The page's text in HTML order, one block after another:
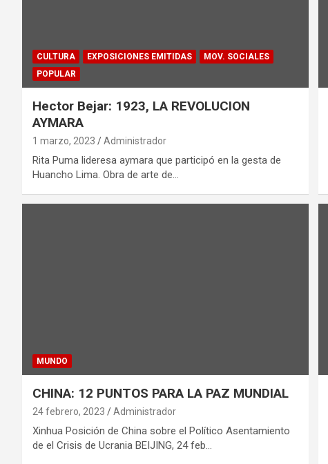
CULTURA EXPOSICIONES EMITIDAS
MOV. SOCIALES
POPULAR
Hector Bejar: 1923, LA REVOLUCION
AYMARA
1 marzo, 2023 Administrador
Rita Puma lideresa aymara que participó en la gesta de
Huancho Lima. Obra de arte de…
MUNDO
CHINA: 12 PUNTOS PARA LA PAZ MUNDIAL
24 febrero, 2023 Administrador
Xinhua Posición de China sobre el Político Asentamiento
de el Crisis de Ucrania BEIJING, 24 feb…